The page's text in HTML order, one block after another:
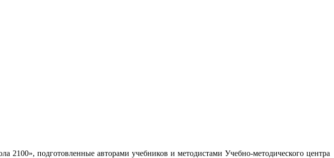
подготовленные авторами учебников и методистами Учебно-методического центра